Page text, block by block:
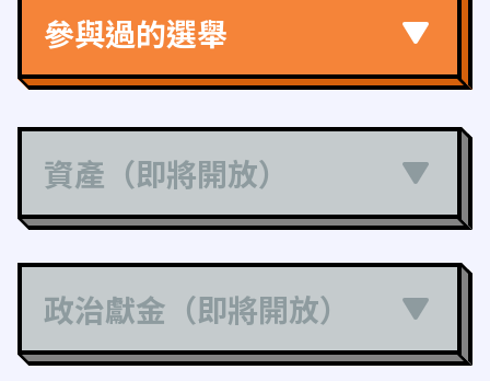
參與過的選舉
資產（即將開放）
政治獻金（即將開放）